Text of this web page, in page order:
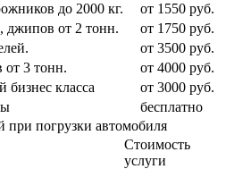
до 2000 кг.
от 1550 руб.
джипов от 2 тонн.
от 1750 руб.
от 3500 руб.
от 3 тонн.
от 4000 руб.
бизнес класса
от 3000 руб.
бесплатно
при погрузки автомобиля
Стоимость
услуги